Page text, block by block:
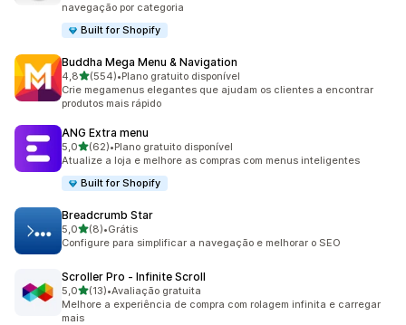
navegação por categoria
Built for Shopify
Buddha Mega Menu & Navigation
4,8de 5 estrelas
(554)
554 avaliações ao todo
•Plano gratuito disponível
Crie megamenus elegantes que ajudam os clientes a encontrar
produtos mais rápido
ANG Extra menu
5,0de 5 estrelas
(62)
62 avaliações ao todo
•Plano gratuito disponível
Atualize a loja e melhore as compras com menus inteligentes
Built for Shopify
Breadcrumb Star
5,0de 5 estrelas
(8)
8 avaliações ao todo
•Grátis
Configure para simplificar a navegação e melhorar o SEO
Scroller Pro ‑ Infinite Scroll
5,0de 5 estrelas
(13)
13 avaliações ao todo
•Avaliação gratuita
Melhore a experiência de compra com rolagem infinita e carregar
mais